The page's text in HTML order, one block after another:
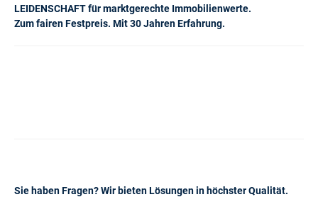
LEIDENSCHAFT für marktgerechte Immobilienwerte.
Zum fairen Festpreis. Mit 30 Jahren Erfahrung.
Sie haben Fragen? Wir bieten Lösungen in höchster Qualität.